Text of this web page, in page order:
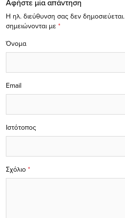
Αφήστε μία απάντηση
Η ηλ. διεύθυνση σας δεν δημοσιεύεται.
σημειώνονται με *
Σχόλιο *
Όνομα
Email
Ιστότοπος